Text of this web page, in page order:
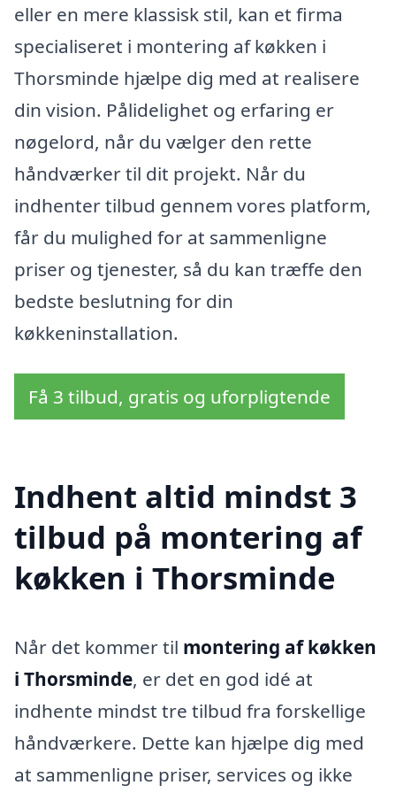
eller en mere klassisk stil, kan et firma
specialiseret i montering af køkken i
Thorsminde hjælpe dig med at realisere
din vision. Pålidelighet og erfaring er
nøgelord, når du vælger den rette
håndværker til dit projekt. Når du
indhenter tilbud gennem vores platform,
får du mulighed for at sammenligne
priser og tjenester, så du kan træffe den
bedste beslutning for din
køkkeninstallation.
Få 3 tilbud, gratis og uforpligtende
Indhent altid mindst 3
tilbud på montering af
køkken i Thorsminde
Når det kommer til montering af køkken
i Thorsminde, er det en god idé at
indhente mindst tre tilbud fra forskellige
håndværkere. Dette kan hjælpe dig med
at sammenligne priser, services og ikke